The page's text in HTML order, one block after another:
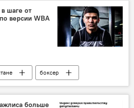
шаге от
версии WBA
боксер
больше